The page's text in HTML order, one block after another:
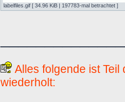
labelfiles.gif [ 34.96 KiB | 197783-mal betrachtet ]
Alles folgende ist
wiederholt: